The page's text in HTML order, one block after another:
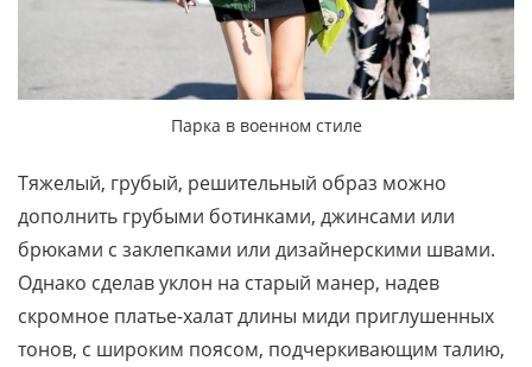
Парка в военном стиле
Тяжелый, грубый, решительный образ можно
дополнить грубыми ботинками, джинсами или
брюками с заклепками или дизайнерскими швами.
Однако сделав уклон на старый манер, надев
скромное платье-халат длины миди приглушенных
тонов, с широким поясом, подчеркивающим талию,